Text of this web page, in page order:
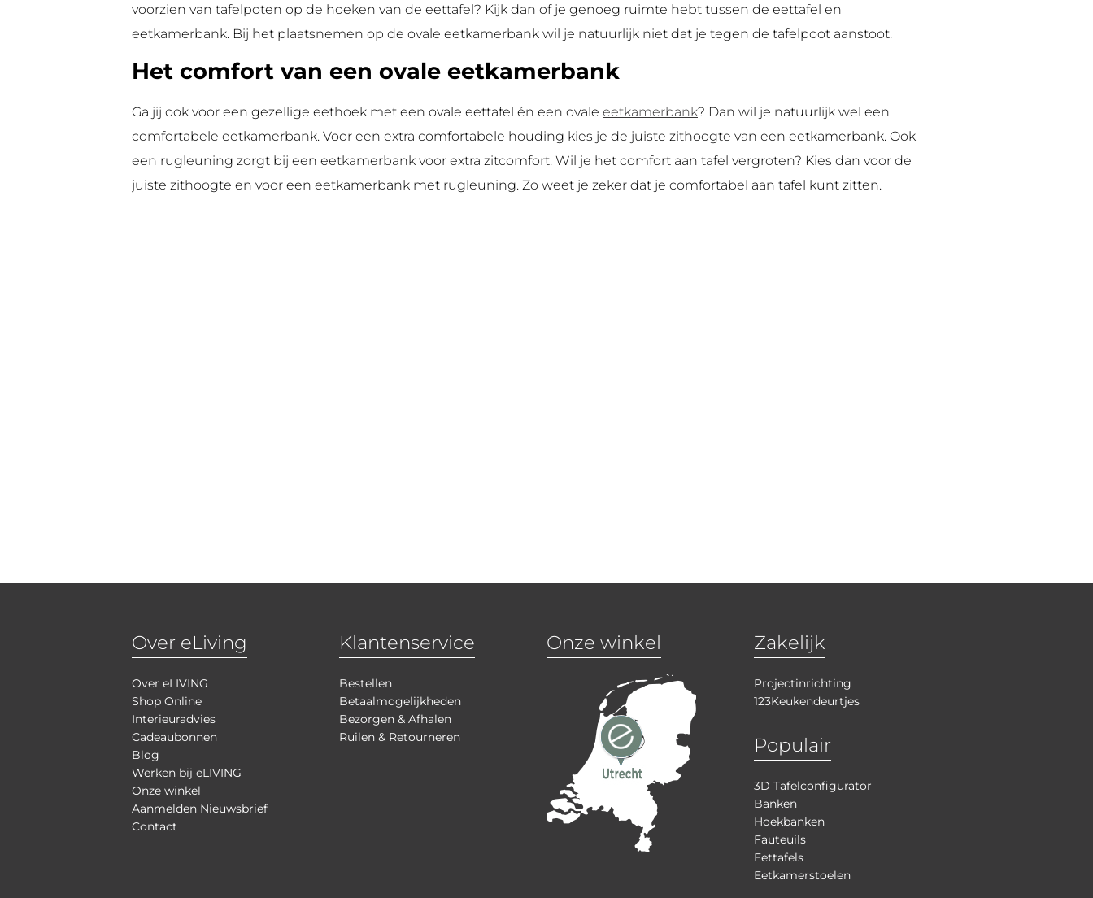
voorzien van tafelpoten op de hoeken van de eettafel? Kijk dan of je genoeg ruimte hebt tussen de eettafel en
eetkamerbank. Bij het plaatsnemen op de ovale eetkamerbank wil je natuurlijk niet dat je tegen de tafelpoot aanstoot.
Het comfort van een ovale eetkamerbank
Ga jij ook voor een gezellige eethoek met een ovale eettafel én een ovale eetkamerbank? Dan wil je natuurlijk wel een
comfortabele eetkamerbank. Voor een extra comfortabele houding kies je de juiste zithoogte van een eetkamerbank. Ook
een rugleuning zorgt bij een eetkamerbank voor extra zitcomfort. Wil je het comfort aan tafel vergroten? Kies dan voor de
juiste zithoogte en voor een eetkamerbank met rugleuning. Zo weet je zeker dat je comfortabel aan tafel kunt zitten.
Over eLiving
Over eLIVING
Shop Online
Interieuradvies
Cadeaubonnen
Blog
Werken bij eLIVING
Onze winkel
Aanmelden Nieuwsbrief
Contact
Klantenservice
Bestellen
Betaalmogelijkheden
Bezorgen & Afhalen
Ruilen & Retourneren
Onze winkel Zakelijk
Projectinrichting
123Keukendeurtjes
Populair
3D Tafelconfigurator
Banken
Hoekbanken
Fauteuils
Eettafels
Eetkamerstoelen